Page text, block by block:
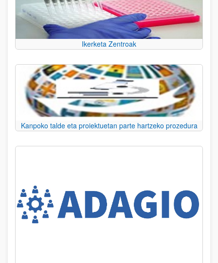
Ikerketa Zentroak
Kanpoko talde eta proiektuetan parte hartzeko prozedura